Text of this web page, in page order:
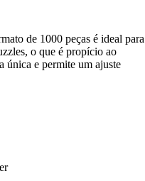
de 1000 peças é ideal para
o que é propício ao
única e permite um ajuste